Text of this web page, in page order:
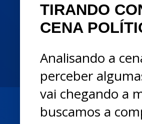
TIRANDO
CENA
Analisando a
perceber
vai chegando a
buscamos a